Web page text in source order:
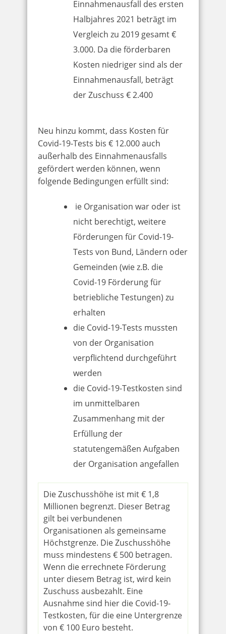
Einnahmenausfall des ersten
Halbjahres 2021 beträgt im
Vergleich zu 2019 gesamt €
3.000. Da die förderbaren
Kosten niedriger sind als der
Einnahmenausfall, beträgt
der Zuschuss € 2.400
Neu hinzu kommt, dass Kosten für
Covid-19-Tests bis € 12.000 auch
außerhalb des Einnahmenausfalls
gefördert werden können, wenn
folgende Bedingungen erfüllt sind:
ie Organisation war oder ist
nicht berechtigt, weitere
Förderungen für Covid-19-
Tests von Bund, Ländern oder
Gemeinden (wie z.B. die
Covid-19 Förderung für
betriebliche Testungen) zu
erhalten
die Covid-19-Tests mussten
von der Organisation
verpflichtend durchgeführt
werden
die Covid-19-Testkosten sind
im unmittelbaren
Zusammenhang mit der
Erfüllung der
statutengemäßen Aufgaben
der Organisation angefallen
Die Zuschusshöhe ist mit € 1,8
Millionen begrenzt. Dieser Betrag
gilt bei verbundenen
Organisationen als gemeinsame
Höchstgrenze. Die Zuschusshöhe
muss mindestens € 500 betragen.
Wenn die errechnete Förderung
unter diesem Betrag ist, wird kein
Zuschuss ausbezahlt. Eine
Ausnahme sind hier die Covid-19-
Testkosten, für die eine Untergrenze
von € 100 Euro besteht.